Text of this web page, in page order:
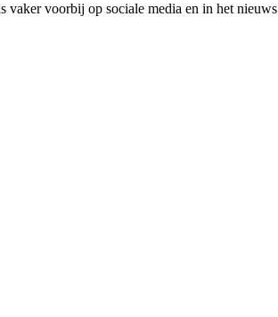
vaker voorbij op sociale media en in het